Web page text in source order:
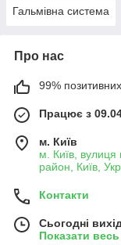
Гальмівна система
Про нас
99% позитивних
Працює з
м. Київ
м. Київ,
район, Київ,
Контакти
Сьогодні
Показати